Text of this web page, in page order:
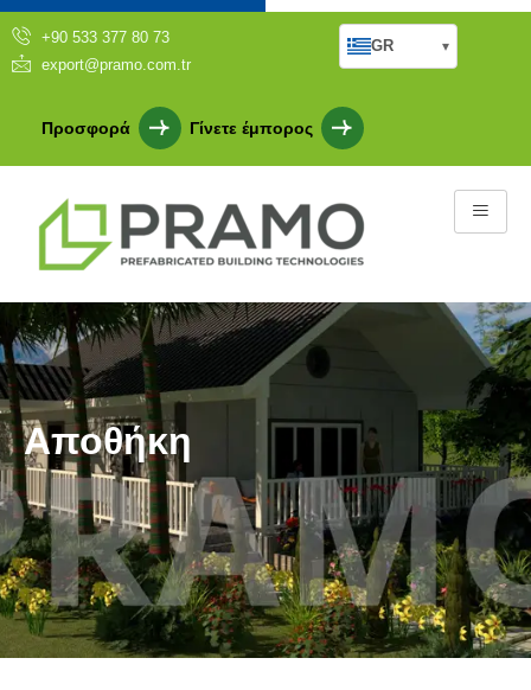
+90 533 377 80 73
export@pramo.com.tr
Προσφορά Γίνετε έμπορος
GR ▾
Αποθήκη